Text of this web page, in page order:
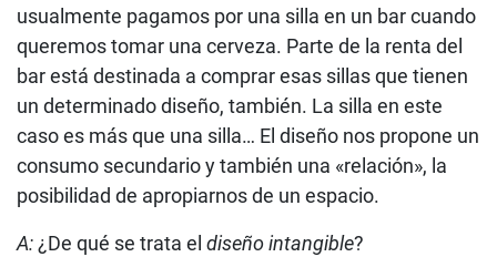
usualmente pagamos por una silla en un bar cuando
queremos tomar una cerveza. Parte de la renta del
bar está destinada a comprar esas sillas que tienen
un determinado diseño, también. La silla en este
caso es más que una silla… El diseño nos propone un
consumo secundario y también una «relación», la
posibilidad de apropiarnos de un espacio.
A:¿De qué se trata el diseño intangible?